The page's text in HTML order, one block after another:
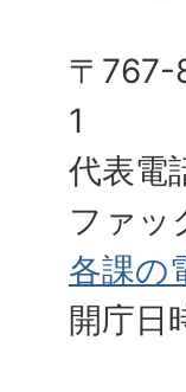
〒767-
1
代表
ファ
各課の
開庁日